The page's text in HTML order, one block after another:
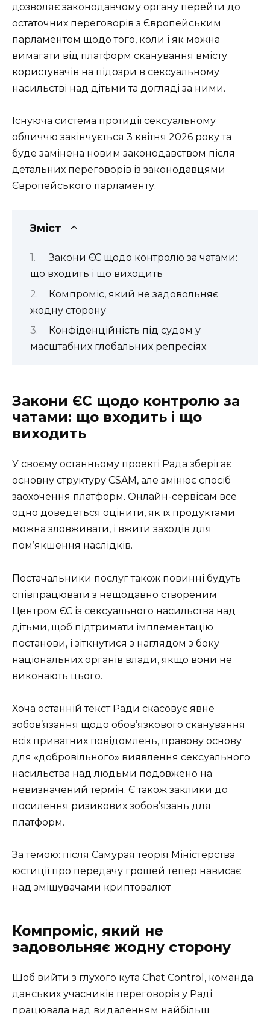
дозволяє законодавчому органу перейти до
остаточних переговорів з Європейським
парламентом щодо того, коли і як можна
вимагати від платформ сканування вмісту
користувачів на підозри в сексуальному
насильстві над дітьми та догляді за ними.
Існуюча система протидії сексуальному
обличчю закінчується 3 квітня 2026 року та
буде замінена новим законодавством після
детальних переговорів із законодавцями
Європейського парламенту.
Зміст
Закони ЄС щодо контролю за чатами:
що входить і що виходить
Компроміс, який не задовольняє
жодну сторону
Конфіденційність під судом у
масштабних глобальних репресіях
Закони ЄС щодо контролю за
чатами: що входить і що
виходить
У своєму останньому проекті Рада зберігає
основну структуру CSAM, але змінює спосіб
заохочення платформ. Онлайн-сервісам все
одно доведеться оцінити, як їх продуктами
можна зловживати, і вжити заходів для
пом’якшення наслідків.
Постачальники послуг також повинні будуть
співпрацювати з нещодавно створеним
Центром ЄС із сексуального насильства над
дітьми, щоб підтримати імплементацію
постанови, і зіткнутися з наглядом з боку
національних органів влади, якщо вони не
виконають цього.
Хоча останній текст Ради скасовує явне
зобов’язання щодо обов’язкового сканування
всіх приватних повідомлень, правову основу
для «добровільного» виявлення сексуального
насильства над людьми подовжено на
невизначений термін. Є також заклики до
посилення ризикових зобов’язань для
платформ.
За темою: після Самурая теорія Міністерства
юстиції про передачу грошей тепер нависає
над змішувачами криптовалют
Компроміс, який не
задовольняє жодну сторону
Щоб вийти з глухого кута Chat Control, команда
данських учасників переговорів у Раді
працювала над видаленням найбільш